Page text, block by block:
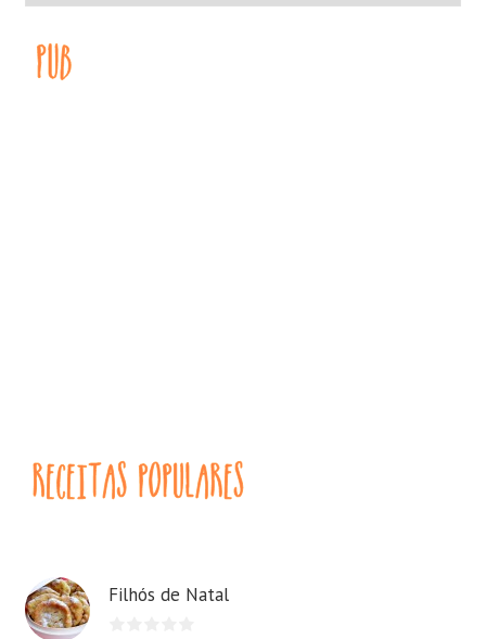
Filhós de Natal